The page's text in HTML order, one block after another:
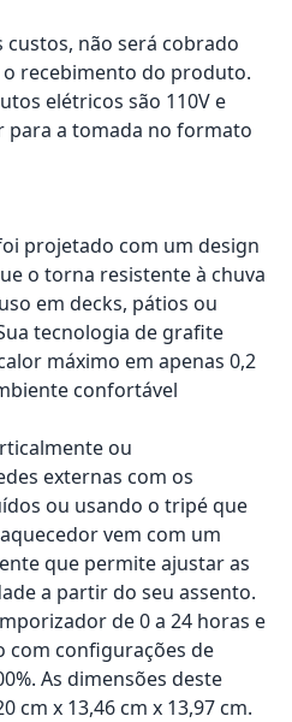
não será cobrado
recebimento do produto.
elétricos são 110V e
para a tomada no formato
projetado com um design
o torna resistente à chuva
em decks, pátios ou
tecnologia de grafite
máximo em apenas 0,2
confortável
ou
externas com os
ou usando o tripé que
vem com um
que permite ajustar as
a partir do seu assento.
de 0 a 24 horas e
configurações de
As dimensões deste
cm x 13,46 cm x 13,97 cm.